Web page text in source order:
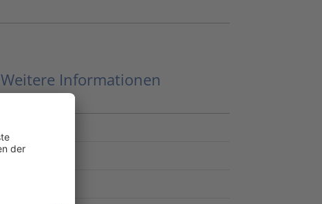
Weitere Informationen